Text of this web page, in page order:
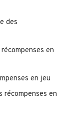
des
en
en jeu
récompenses en